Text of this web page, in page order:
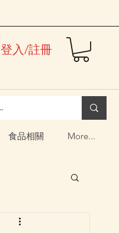
登入/註冊
食品相關 More...